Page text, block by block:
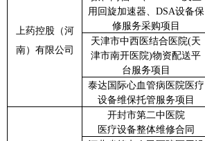
上药控股（河
南）有限公司
用回旋加速器、DSA设备保
修服务采购项目
天津市中西医结合医院(天
津市南开医院)物资配送平
台服务项目
泰达国际心血管病医院医疗
设备维保托管服务项目
开封市第二中医院
医疗设备整体维修合同